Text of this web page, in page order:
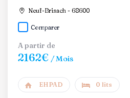
Neuf-Brisach - 68600
Comparer
A partir de
2162€ / Mois
EHPAD 0 lits